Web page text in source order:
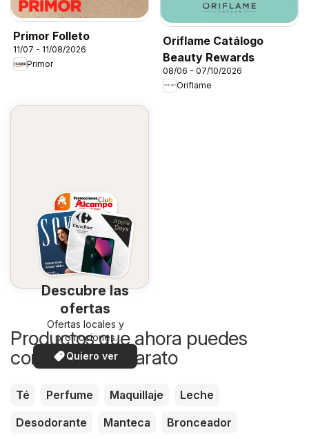
Primor Folleto
11/07 - 11/08/2026
Primor
Oriflame Catálogo
Beauty Rewards
08/06 - 07/10/2026
Oriflame
Descubre las
ofertas
Ofertas locales y
promociones
especiales.
Quiero ver
Productos que ahora puedes
comprar más barato
Té Perfume Maquillaje
Leche
Desodorante
Manteca
Bronceador